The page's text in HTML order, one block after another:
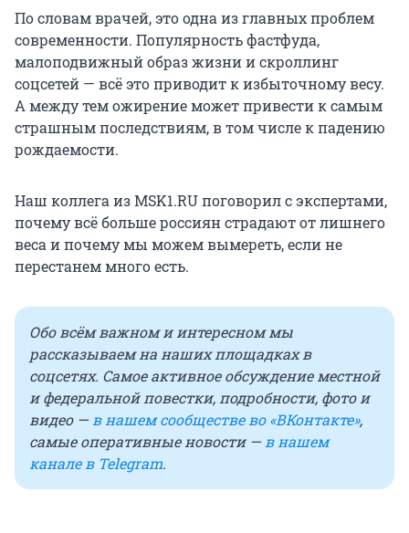
По словам врачей, это одна из главных проблем
современности. Популярность фастфуда,
малоподвижный образ жизни и скроллинг
соцсетей — всё это приводит к избыточному весу.
А между тем ожирение может привести к самым
страшным последствиям, в том числе к падению
рождаемости.
Наш коллега из MSK1.RU поговорил с экспертами,
почему всё больше россиян страдают от лишнего
веса и почему мы можем вымереть, если не
перестанем много есть.
Обо всём важном и интересном мы
рассказываем на наших площадках в
соцсетях. Самое активное обсуждение местной
и федеральной повестки, подробности, фото и
видео — в нашем сообществе во «ВКонтакте»,
самые оперативные новости — в нашем
канале в Telegram.